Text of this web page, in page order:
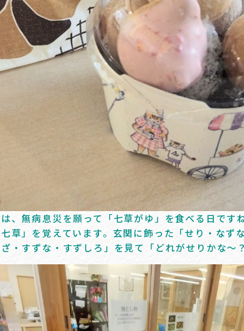
、無病息災を願って「七草がゆ」を食べる日です
草」を覚えています。玄関に飾った「せり・なず
・すずな・すずしろ」を見て「どれがせりかな～